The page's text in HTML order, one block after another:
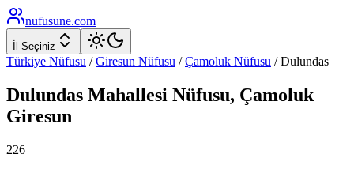
nufusune.com
İl Seçiniz
Türkiye Nüfusu / Giresun Nüfusu / Çamoluk Nüfusu /Dulundas
Dulundas Mahallesi Nüfusu, Çamoluk
Giresun
226